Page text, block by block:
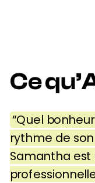
Ce
“Quel
rythme de
Samantha est